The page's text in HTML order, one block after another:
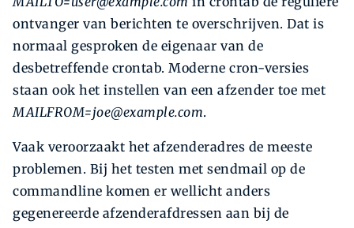
ontvanger van berichten te overschrijven. Dat is
normaal gesproken de eigenaar van de
desbetreffende crontab. Moderne cron-versies
staan ook het instellen van een afzender toe met
MAILFROM=joe@example.com.
Vaak veroorzaakt het afzenderadres de meeste
problemen. Bij het testen met sendmail op de
commandline komen er wellicht anders
gegenereerde afzenderafdressen aan bij de